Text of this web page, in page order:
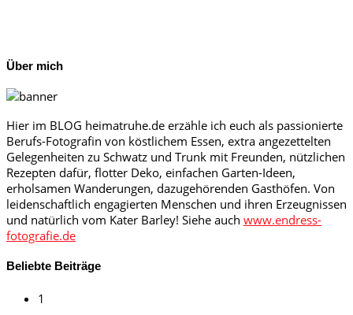
Über mich
Hier im BLOG heimatruhe.de erzähle ich euch als passionierte
Berufs-Fotografin von köstlichem Essen, extra angezettelten
Gelegenheiten zu Schwatz und Trunk mit Freunden, nützlichen
Rezepten dafür, flotter Deko, einfachen Garten-Ideen,
erholsamen Wanderungen, dazugehörenden Gasthöfen. Von
leidenschaftlich engagierten Menschen und ihren Erzeugnissen
und natürlich vom Kater Barley! Siehe auch www.endress-
fotografie.de
Beliebte Beiträge
1